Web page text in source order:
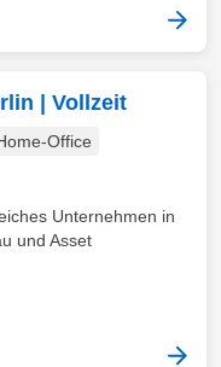
| Vollzeit
Office
Unternehmen in
und Asset